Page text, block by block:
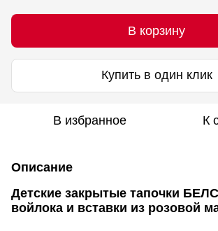
В корзину
Купить в один клик
В избранное К
Описание
Детские закрытые тапочки
войлока и вставки из розовой